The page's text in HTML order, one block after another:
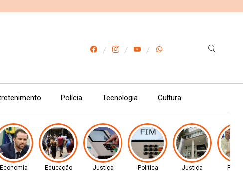
Polícia Tecnologia Cultura
Economia Educação Justiça Política Justiça